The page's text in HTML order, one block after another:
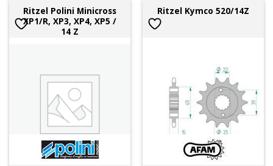
Ritzel Polini Minicross
XP1/R, XP3, XP4, XP5 /
14 Z
Ritzel Kymco 520/14Z